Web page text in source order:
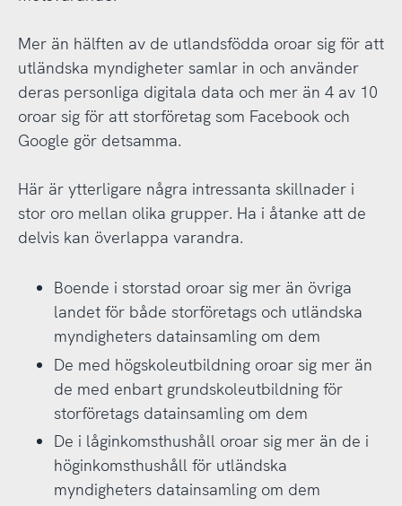
Mer än hälften av de utlandsfödda oroar sig för att
utländska myndigheter samlar in och använder
deras personliga digitala data och mer än 4 av 10
oroar sig för att storföretag som Facebook och
Google gör detsamma.
Här är ytterligare några intressanta skillnader i
stor oro mellan olika grupper. Ha i åtanke att de
delvis kan överlappa varandra.
Boende i storstad oroar sig mer än övriga
landet för både storföretags och utländska
myndigheters datainsamling om dem
De med högskoleutbildning oroar sig mer än
de med enbart grundskoleutbildning för
storföretags datainsamling om dem
De i låginkomsthushåll oroar sig mer än de i
höginkomsthushåll för utländska
myndigheters datainsamling om dem